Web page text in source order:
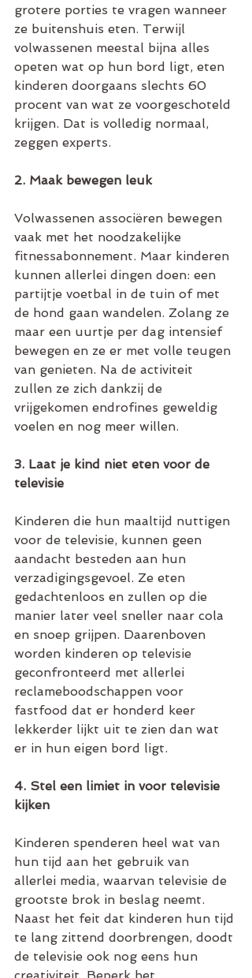
grotere porties te vragen wanneer
ze buitenshuis eten. Terwijl
volwassenen meestal bijna alles
opeten wat op hun bord ligt, eten
kinderen doorgaans slechts 60
procent van wat ze voorgeschoteld
krijgen. Dat is volledig normaal,
zeggen experts.
2. Maak bewegen leuk
Volwassenen associëren bewegen
vaak met het noodzakelijke
fitnessabonnement. Maar kinderen
kunnen allerlei dingen doen: een
partijtje voetbal in de tuin of met
de hond gaan wandelen. Zolang ze
maar een uurtje per dag intensief
bewegen en ze er met volle teugen
van genieten. Na de activiteit
zullen ze zich dankzij de
vrijgekomen endrofines geweldig
voelen en nog meer willen.
3. Laat je kind niet eten voor de
televisie
Kinderen die hun maaltijd nuttigen
voor de televisie, kunnen geen
aandacht besteden aan hun
verzadigingsgevoel. Ze eten
gedachtenloos en zullen op die
manier later veel sneller naar cola
en snoep grijpen. Daarenboven
worden kinderen op televisie
geconfronteerd met allerlei
reclameboodschappen voor
fastfood dat er honderd keer
lekkerder lijkt uit te zien dan wat
er in hun eigen bord ligt.
4. Stel een limiet in voor televisie
kijken
Kinderen spenderen heel wat van
hun tijd aan het gebruik van
allerlei media, waarvan televisie de
grootste brok in beslag neemt.
Naast het feit dat kinderen hun tijd
te lang zittend doorbrengen, doodt
de televisie ook nog eens hun